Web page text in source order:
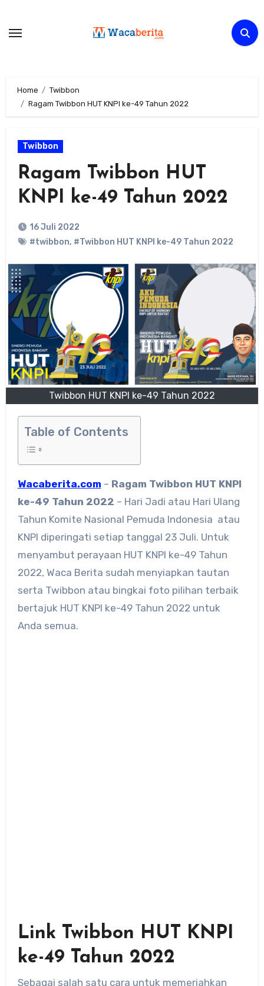
content
Home
Twibbon
Ragam Twibbon HUT KNPI ke-49 Tahun 2022
Twibbon
Ragam Twibbon HUT
KNPI ke-49 Tahun 2022
16 Juli 2022
#twibbon, #Twibbon HUT KNPI ke-49 Tahun 2022
Twibbon HUT KNPI ke-49 Tahun 2022
Table of Contents
Wacaberita.com – Ragam Twibbon HUT KNPI
ke-49 Tahun 2022 – Hari Jadi atau Hari Ulang
Tahun Komite Nasional Pemuda Indonesia atau
KNPI diperingati setiap tanggal 23 Juli. Untuk
menyambut perayaan HUT KNPI ke-49 Tahun
2022, Waca Berita sudah menyiapkan tautan
serta Twibbon atau bingkai foto pilihan terbaik
bertajuk HUT KNPI ke-49 Tahun 2022 untuk
Anda semua.
Link Twibbon HUT KNPI
ke-49 Tahun 2022
Sebagai salah satu cara untuk memeriahkan